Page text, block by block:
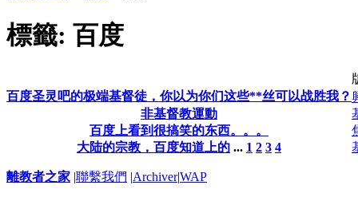
標籤: 百度
百度圣灵吧的极端基督徒，你以为你们这些**丝可以战胜我？
非基督教運動
百度上看到很搞笑的东西。。。
大陆的宗教，百度知道上的 ... 1 2 3 4
離教者之家 |聯繫我們 |Archiver|WAP